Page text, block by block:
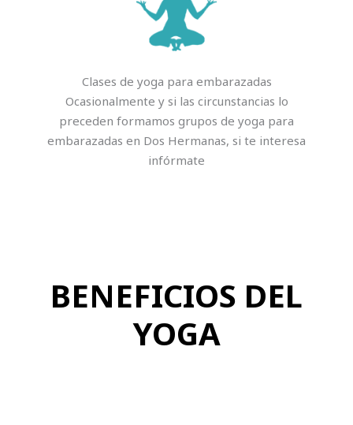
Clases de yoga para embarazadas
Ocasionalmente y si las circunstancias lo
preceden formamos grupos de yoga para
embarazadas en Dos Hermanas, si te interesa
infórmate
BENEFICIOS DEL
YOGA